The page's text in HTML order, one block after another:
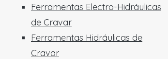
Ferramentas Electro-Hidráulicas
de Cravar
Ferramentas Hidráulicas de
Cravar